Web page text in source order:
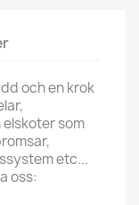
och en krok
som
etc...
oss: